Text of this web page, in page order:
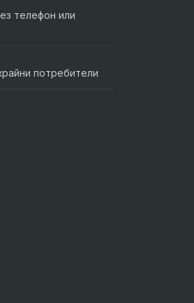
телефон или
потребители